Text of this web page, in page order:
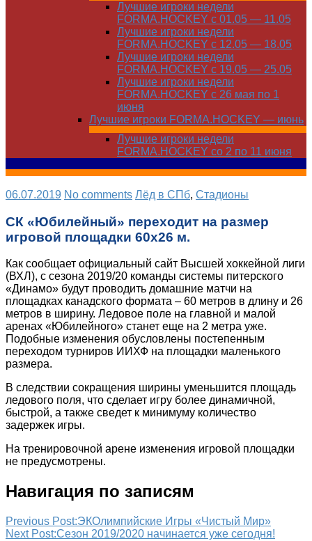
Лучшие игроки недели
FORMA.HOCKEY с 01.05 — 11.05
Лучшие игроки недели
FORMA.HOCKEY с 12.05 — 18.05
Лучшие игроки недели
FORMA.HOCKEY с 19.05 — 25.05
Лучшие игроки недели
FORMA.HOCKEY с 26 мая по 1
июня
Лучшие игроки FORMA.HOCKEY — июнь
Лучшие игроки недели
FORMA.HOCKEY со 2 по 11 июня
06.07.2019 No comments Лёд в СПб, Стадионы
СК «Юбилейный» переходит на размер
игровой площадки 60х26 м.
Как сообщает официальный сайт Высшей хоккейной лиги
(ВХЛ), с сезона 2019/20 команды системы питерского
«Динамо» будут проводить домашние матчи на
площадках канадского формата – 60 метров в длину и 26
метров в ширину. Ледовое поле на главной и малой
аренах «Юбилейного» станет еще на 2 метра уже.
Подобные изменения обусловлены постепенным
переходом турниров ИИХФ на площадки маленького
размера.
В следствии сокращения ширины уменьшится площадь
ледового поля, что сделает игру более динамичной,
быстрой, а также сведет к минимуму количество
задержек игры.
На тренировочной арене изменения игровой площадки
не предусмотрены.
Навигация по записям
Previous Post:ЭКОлимпийские Игры «Чистый Мир»
Next Post:Сезон 2019/2020 начинается уже сегодня!